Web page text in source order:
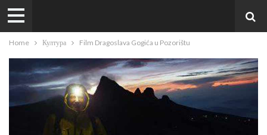
Home Култура Film Dragoslava Gogića u Pozorištu